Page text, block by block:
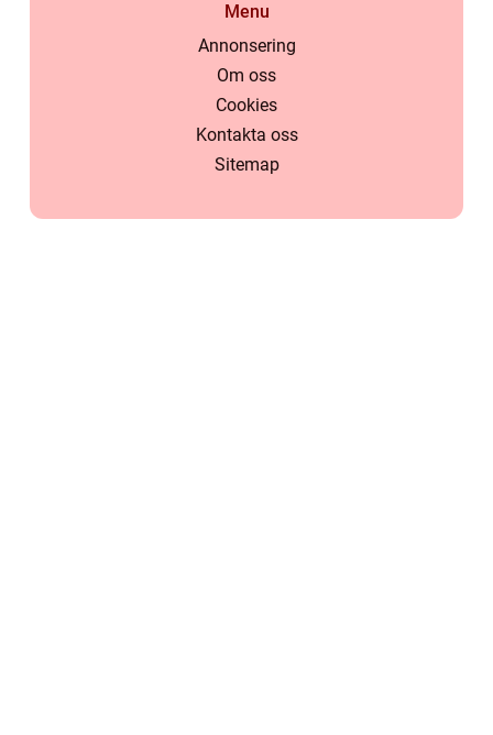
Menu
Annonsering
Om oss
Cookies
Kontakta oss
Sitemap